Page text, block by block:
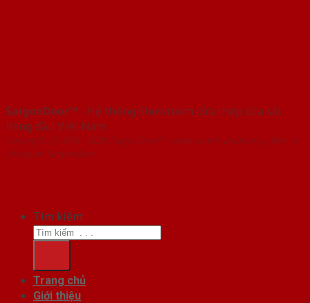
SaigonDoor™ - Hệ thống Showroom cửa thép cửa sắt
hàng đầu Việt Nam
Copyright ⓒ 2016 – 2026 SaigonDoor™ - www.cuanhuaabs.org | Đơn vị
chủ quản SaigonDoor
Tìm kiếm:
Trang chủ
Giới thiệu